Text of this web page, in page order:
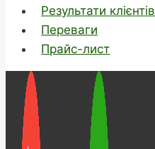
Результати клієнтів
Переваги
Прайс-лист